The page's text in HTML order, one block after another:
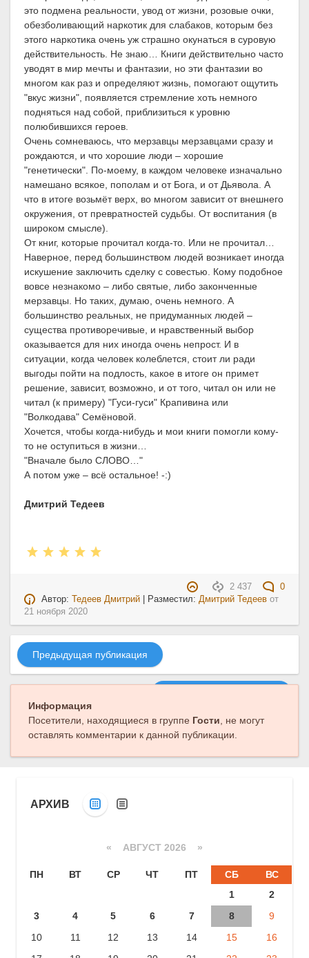
это подмена реальности, увод от жизни, розовые очки,
обезболивающий наркотик для слабаков, которым без
этого наркотика очень уж страшно окунаться в суровую
действительность. Не знаю… Книги действительно часто
уводят в мир мечты и фантазии, но эти фантазии во
многом как раз и определяют жизнь, помогают ощутить
"вкус жизни", появляется стремление хоть немного
подняться над собой, приблизиться к уровню
полюбившихся героев.
Очень сомневаюсь, что мерзавцы мерзавцами сразу и
рождаются, и что хорошие люди – хорошие
"генетически". По-моему, в каждом человеке изначально
намешано всякое, пополам и от Бога, и от Дьявола. А
что в итоге возьмёт верх, во многом зависит от внешнего
окружения, от превратностей судьбы. От воспитания (в
широком смысле).
От книг, которые прочитал когда-то. Или не прочитал…
Наверное, перед большинством людей возникает иногда
искушение заключить сделку с совестью. Кому подобное
вовсе незнакомо – либо святые, либо законченные
мерзавцы. Но таких, думаю, очень немного. А
большинство реальных, не придуманных людей –
существа противоречивые, и нравственный выбор
оказывается для них иногда очень непрост. И в
ситуации, когда человек колеблется, стоит ли ради
выгоды пойти на подлость, какое в итоге он примет
решение, зависит, возможно, и от того, читал он или не
читал (к примеру) "Гуси-гуси" Крапивина или
"Волкодава" Семёновой.
Хочется, чтобы когда-нибудь и мои книги помогли кому-
то не оступиться в жизни…
"Вначале было СЛОВО…"
А потом уже – всё остальное! -:)
Дмитрий Тедеев
2 437
0
Автор:
Тедеев Дмитрий | Разместил:Дмитрий Тедеев от
21 ноября 2020
Предыдущая публикация
Информация
Посетители, находящиеся в группе Гости, не могут
оставлять комментарии к данной публикации.
АРХИВ
« АВГУСТ 2026 »
ПН ВТ СР ЧТ ПТ СБ
ВС
1
2
3
4 5 6 7 8
9
10
11 12 13 14 15
16